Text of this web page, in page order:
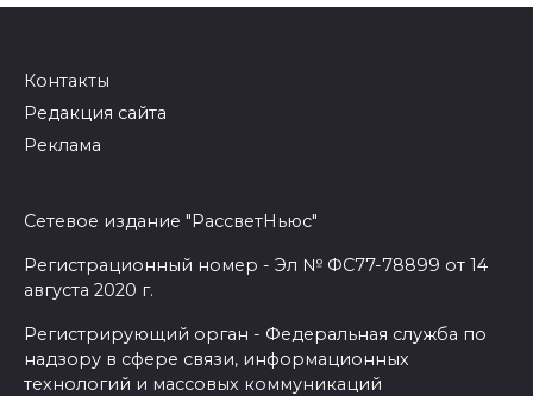
Контакты
Редакция сайта
Реклама
Сетевое издание "РассветНьюс"
Регистрационный номер - Эл № ФС77-78899 от 14
августа 2020 г.
Регистрирующий орган - Федеральная служба по
надзору в сфере связи, информационных
технологий и массовых коммуникаций